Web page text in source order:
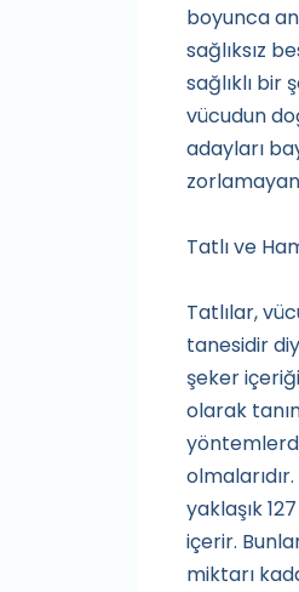
boyunca
sağlıksız
sağlıklı bir
vücudun
adayları
Tatlı ve
Tatlılar,
tanesidir
şeker
olarak
yaklaşık
içerir.
miktarı